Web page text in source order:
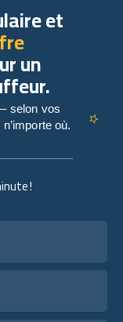
!
et
un
selon vos
où.